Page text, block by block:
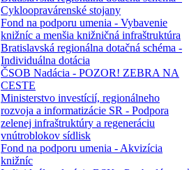
Cykloopravárenské stojany
Fond na podporu umenia - Vybavenie
knižníc a menšia knižničná infraštruktúra
Bratislavská regionálna dotačná schéma -
Individuálna dotácia
ČSOB Nadácia - POZOR! ZEBRA NA
CESTE
Ministerstvo investícií, regionálneho
rozvoja a informatizácie SR - Podpora
zelenej infraštruktúry a regeneráciu
vnútroblokov sídlisk
Fond na podporu umenia - Akvizícia
knižníc